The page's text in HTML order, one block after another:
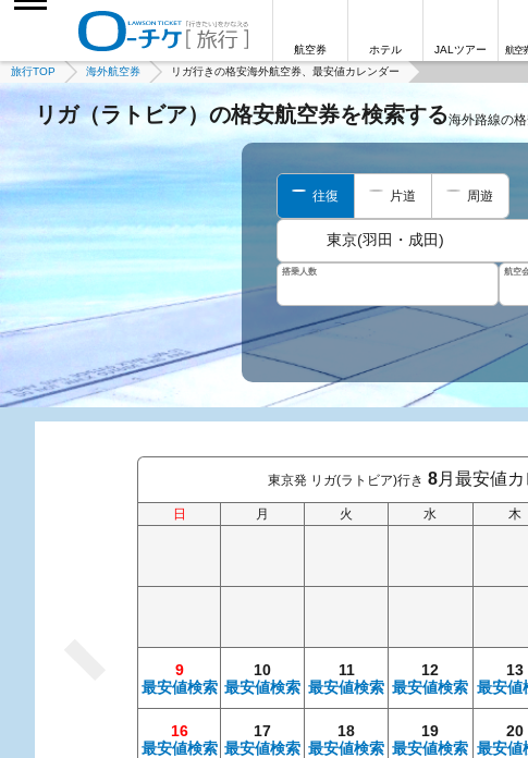
航空券 ホテル JALツアー 航空
旅行TOP 海外航空券 リガ行きの格安海外航空券、最安値カレンダー
リガ（ラトビア）の格安航空券を検索する海外路線の
往復 片道 周遊
東京(羽田・成田)
搭乗人数 航空
東京発 リガ(ラトビア)行き 8月最安値
日 月 火 水 木
9
最安値検索
10
最安値検索
11
最安値検索
12
最安値検索
13
最安値
16
最安値検索
17
最安値検索
18
最安値検索
19
最安値検索
20
最安値